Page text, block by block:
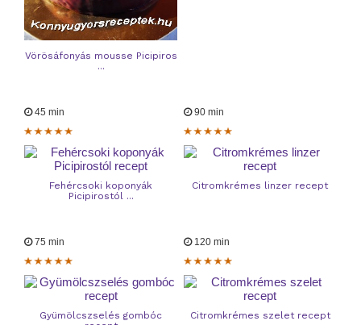
Vörösáfonyás mousse Picipiros
...
45 min
Fehércsoki koponyák
Picipirostól ...
90 min
Citromkrémes linzer recept
75 min
Gyümölcszselés gombóc
120 min
Citromkrémes szelet recept